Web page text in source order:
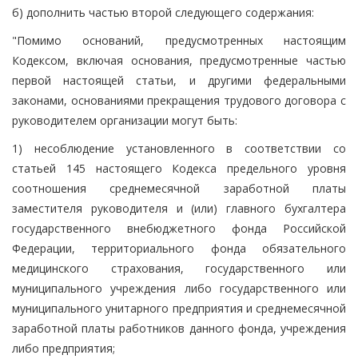
б) дополнить частью второй следующего содержания:
"Помимо оснований, предусмотренных настоящим
Кодексом, включая основания, предусмотренные частью
первой настоящей статьи, и другими федеральными
законами, основаниями прекращения трудового договора с
руководителем организации могут быть:
1) несоблюдение установленного в соответствии со
статьей 145 настоящего Кодекса предельного уровня
соотношения среднемесячной заработной платы
заместителя руководителя и (или) главного бухгалтера
государственного внебюджетного фонда Российской
Федерации, территориального фонда обязательного
медицинского страхования, государственного или
муниципального учреждения либо государственного или
муниципального унитарного предприятия и среднемесячной
заработной платы работников данного фонда, учреждения
либо предприятия;